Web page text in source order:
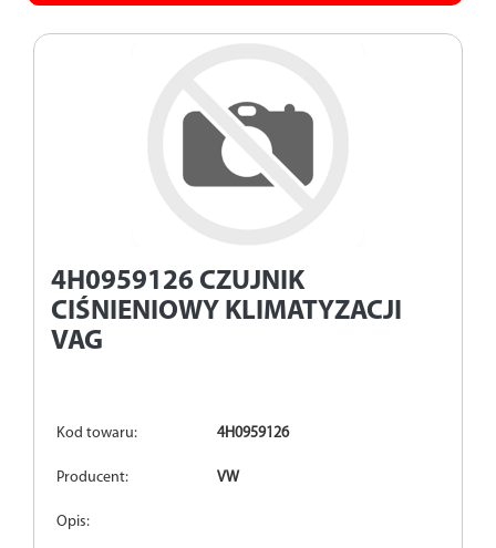
4H0959126 CZUJNIK
CIŚNIENIOWY KLIMATYZACJI
VAG
Kod towaru: 4H0959126
Producent: VW
Opis: